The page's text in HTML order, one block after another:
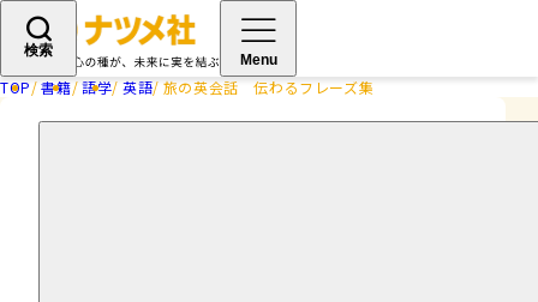
検索
Menu
TOP 書籍 語学 英語 旅の英会話 伝わるフレーズ集